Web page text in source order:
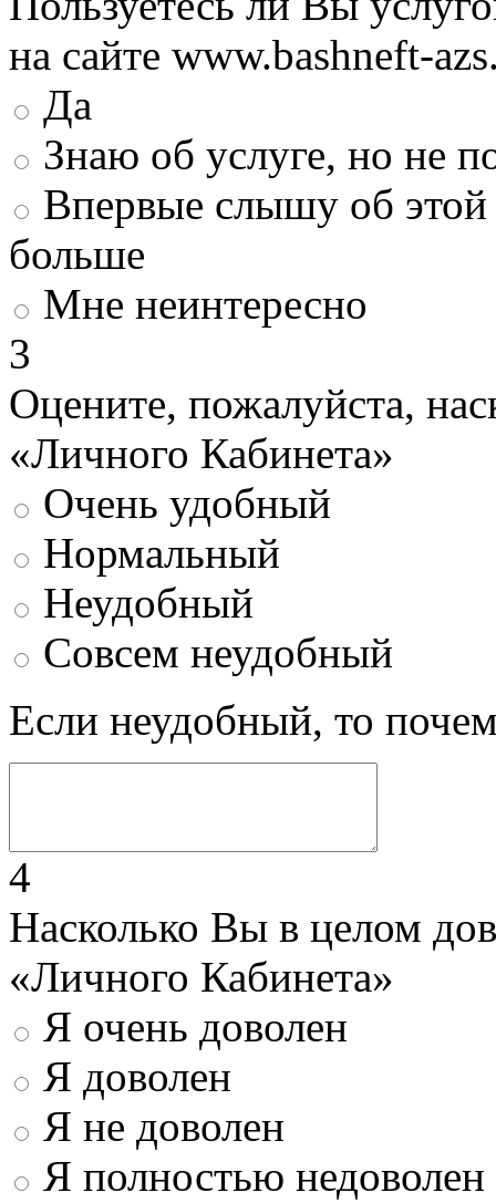
на сайте www.bashneft-
Да
Знаю об услуге, но не
Впервые слышу об этой
больше
Мне неинтересно
3
Оцените, пожалуйста,
«Личного Кабинета»
Очень удобный
Нормальный
Неудобный
Совсем неудобный
Если неудобный, то
4
Насколько Вы в целом
«Личного Кабинета»
Я очень доволен
Я доволен
Я не доволен
Я полностью недоволен